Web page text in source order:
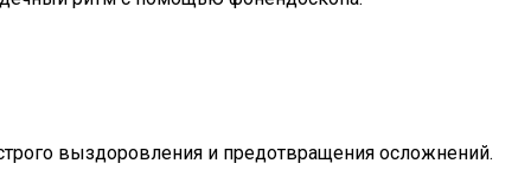
выздоровления и предотвращения осложнений.